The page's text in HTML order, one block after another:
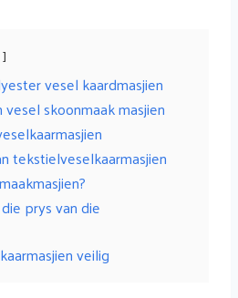
vesel kaardmasjien
skoonmaak masjien
tekstielveselkaarmasjien
prys van die
veilig